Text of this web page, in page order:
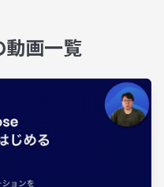
動画一覧